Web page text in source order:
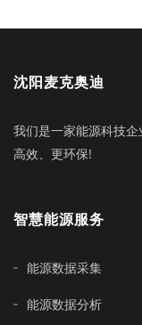
沈阳麦克奥迪
我们是一家能源科技
高效、更环保!
智慧能源服务
能源数据采集
能源数据分析